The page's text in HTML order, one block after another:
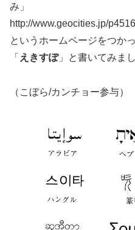
み」
http://www.geocities.jp/
というホームページをつかっ
「 えきすぽ」と書いてみまし
（こぼら/カンチョー参与）